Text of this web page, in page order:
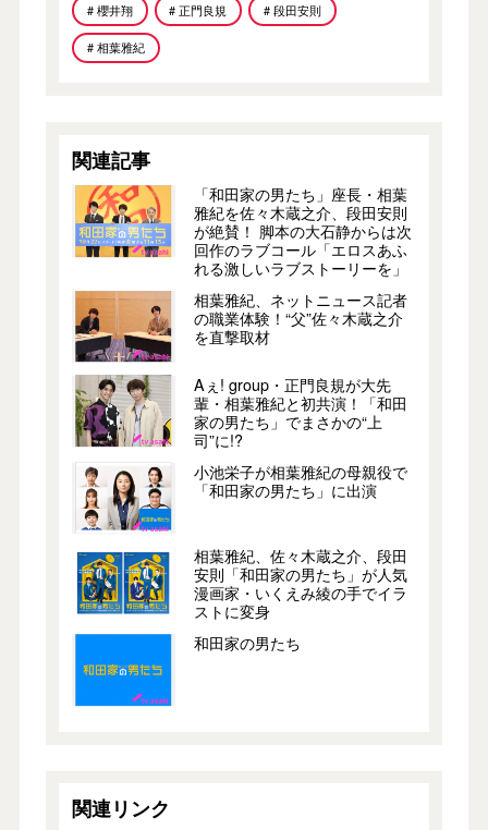
# 櫻井翔 # 正門良規 # 段田安則
# 相葉雅紀
関連記事
「和田家の男たち」座長・相葉
雅紀を佐々木蔵之介、段田安則
が絶賛！ 脚本の大石静からは次
回作のラブコール「エロスあふ
れる激しいラブストーリーを」
相葉雅紀、ネットニュース記者
の職業体験！“父”佐々木蔵之介
を直撃取材
Aぇ! group・正門良規が大先
輩・相葉雅紀と初共演！「和田
家の男たち」でまさかの“上
司”に!?
小池栄子が相葉雅紀の母親役で
「和田家の男たち」に出演
相葉雅紀、佐々木蔵之介、段田
安則「和田家の男たち」が人気
漫画家・いくえみ綾の手でイラ
ストに変身
和田家の男たち
関連リンク